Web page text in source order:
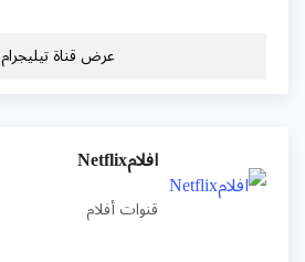
عرض قناة تيليجرام
افلامNetflix
قنوات أفلام